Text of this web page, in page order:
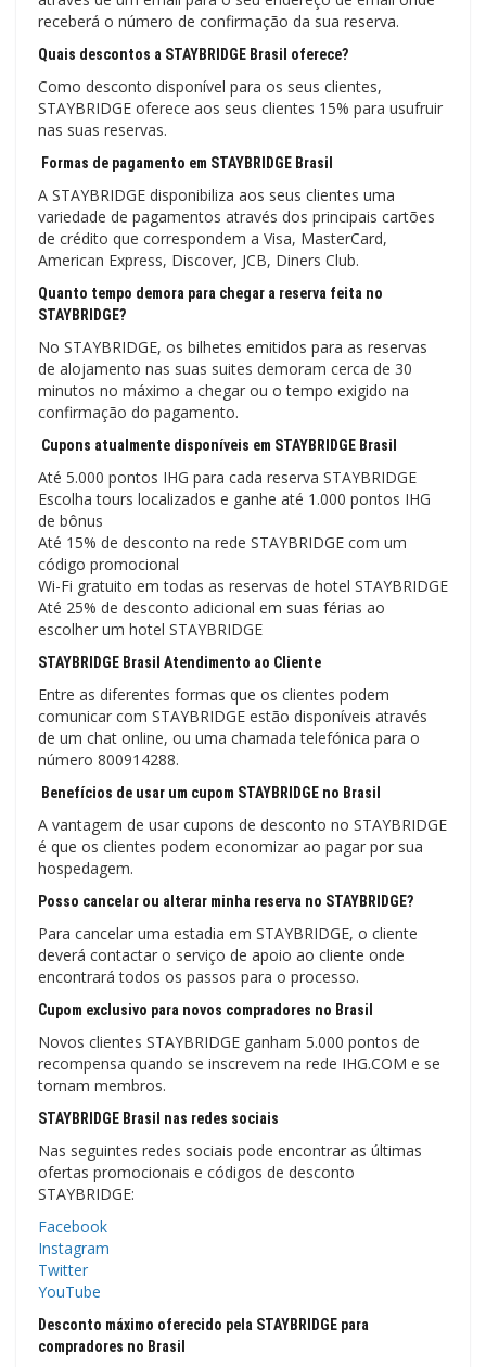
receberá o número de confirmação da sua reserva.
Quais descontos a STAYBRIDGE Brasil oferece?
Como desconto disponível para os seus clientes,
STAYBRIDGE oferece aos seus clientes 15% para usufruir
nas suas reservas.
Formas de pagamento em STAYBRIDGE Brasil
A STAYBRIDGE disponibiliza aos seus clientes uma
variedade de pagamentos através dos principais cartões
de crédito que correspondem a Visa, MasterCard,
American Express, Discover, JCB, Diners Club.
Quanto tempo demora para chegar a reserva feita no
STAYBRIDGE?
No STAYBRIDGE, os bilhetes emitidos para as reservas
de alojamento nas suas suites demoram cerca de 30
minutos no máximo a chegar ou o tempo exigido na
confirmação do pagamento.
Cupons atualmente disponíveis em STAYBRIDGE Brasil
Até 5.000 pontos IHG para cada reserva STAYBRIDGE
Escolha tours localizados e ganhe até 1.000 pontos IHG
de bônus
Até 15% de desconto na rede STAYBRIDGE com um
código promocional
Wi-Fi gratuito em todas as reservas de hotel STAYBRIDGE
Até 25% de desconto adicional em suas férias ao
escolher um hotel STAYBRIDGE
STAYBRIDGE Brasil Atendimento ao Cliente
Entre as diferentes formas que os clientes podem
comunicar com STAYBRIDGE estão disponíveis através
de um chat online, ou uma chamada telefónica para o
número 800914288.
Benefícios de usar um cupom STAYBRIDGE no Brasil
A vantagem de usar cupons de desconto no STAYBRIDGE
é que os clientes podem economizar ao pagar por sua
hospedagem.
Posso cancelar ou alterar minha reserva no STAYBRIDGE?
Para cancelar uma estadia em STAYBRIDGE, o cliente
deverá contactar o serviço de apoio ao cliente onde
encontrará todos os passos para o processo.
Cupom exclusivo para novos compradores no Brasil
Novos clientes STAYBRIDGE ganham 5.000 pontos de
recompensa quando se inscrevem na rede IHG.COM e se
tornam membros.
STAYBRIDGE Brasil nas redes sociais
Nas seguintes redes sociais pode encontrar as últimas
ofertas promocionais e códigos de desconto
STAYBRIDGE:
Facebook
Instagram
Twitter
YouTube
Desconto máximo oferecido pela STAYBRIDGE para
compradores no Brasil